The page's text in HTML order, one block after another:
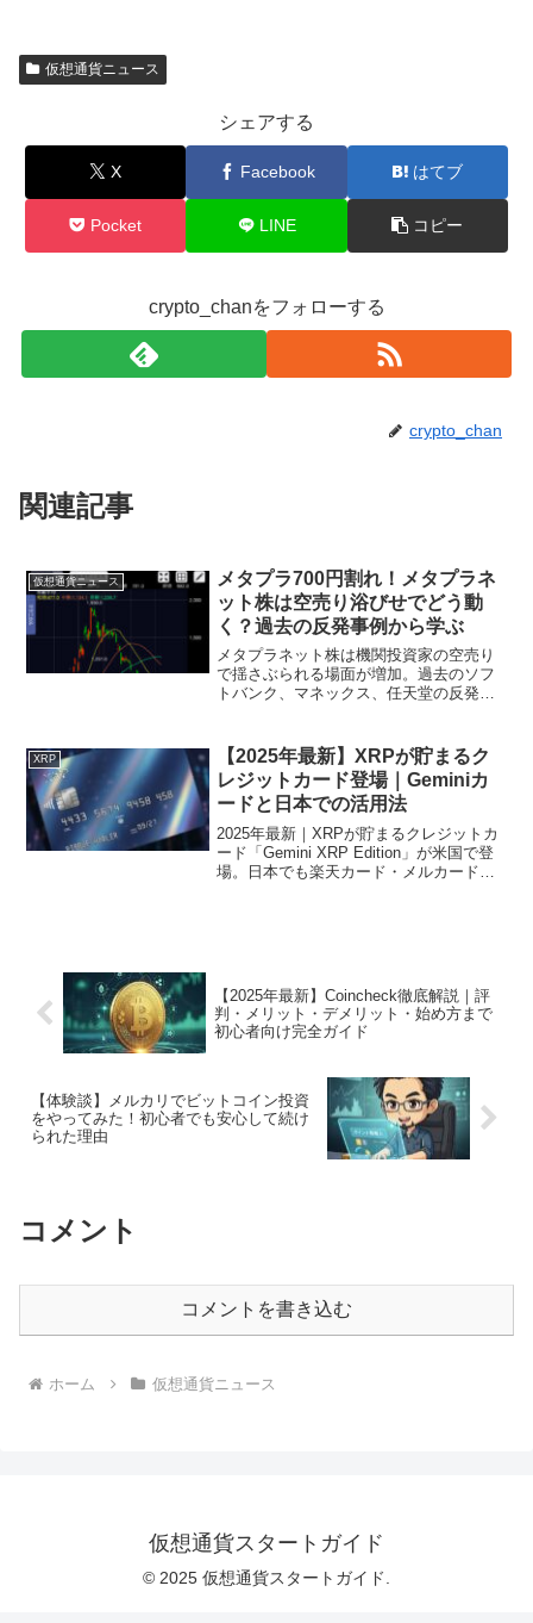
仮想通貨ニュース
シェアする
X Facebook はてブ
Pocket LINE コピー
crypto_chanをフォローする
crypto_chan
関連記事
仮想通貨ニュース
メタプラ700円割れ！メタプラネ
ット株は空売り浴びせでどう動
く？過去の反発事例から学ぶ
メタプラネット株は機関投資家の空売り
で揺さぶられる場面が増加。過去のソフ
トバンク、マネックス、任天堂の反発事
ます。
XRP
【2025年最新】XRPが貯まるク
レジットカード登場｜Geminiカ
ードと日本での活用法
2025年最新｜XRPが貯まるクレジットカ
ード「Gemini XRP Edition」が米国で登
場。日本でも楽天カード・メルカード・
【2025年最新】Coincheck徹底解説｜評
判・メリット・デメリット・始め方まで
初心者向け完全ガイド
【体験談】メルカリでビットコイン投資
をやってみた！初心者でも安心して続け
られた理由
コメント
コメントを書き込む
ホーム 仮想通貨ニュース
仮想通貨スタートガイド
© 2025 仮想通貨スタートガイド.